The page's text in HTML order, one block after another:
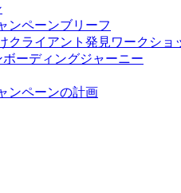
ンペーンブリーフ
クライアント発見ワークショ
ーディングジャーニー
ンペーンの計画